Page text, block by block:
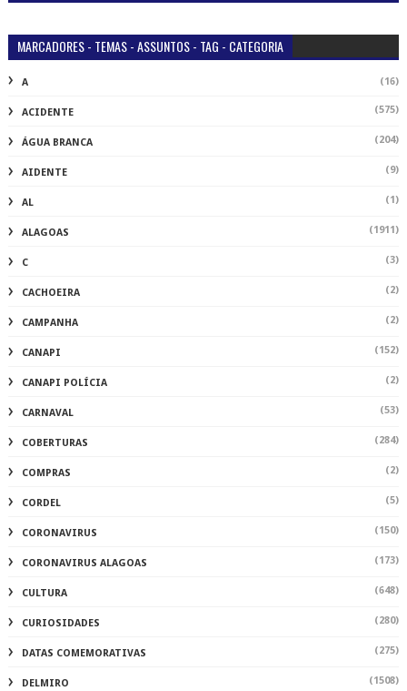
MARCADORES - TEMAS - ASSUNTOS - TAG - CATEGORIA
A (16)
ACIDENTE (575)
ÁGUA BRANCA (204)
AIDENTE (9)
AL (1)
ALAGOAS (1911)
C (3)
CACHOEIRA (2)
CAMPANHA (2)
CANAPI (152)
CANAPI POLÍCIA (2)
CARNAVAL (53)
COBERTURAS (284)
COMPRAS (2)
CORDEL (5)
CORONAVIRUS (150)
CORONAVIRUS ALAGOAS (173)
CULTURA (648)
CURIOSIDADES (280)
DATAS COMEMORATIVAS (275)
DELMIRO (1508)